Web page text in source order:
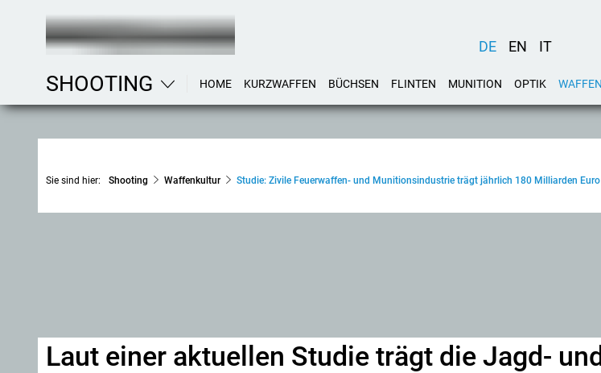
DE EN IT
SHOOTING HOME KURZWAFFEN BÜCHSEN FLINTEN MUNITION OPTIK
Sie sind hier: Shooting Waffenkultur Studie: Zivile Feuerwaffen- und Munitionsindustrie trägt jährlich 180 Milliarden
Laut einer aktuellen Studie trägt die Jagd- und